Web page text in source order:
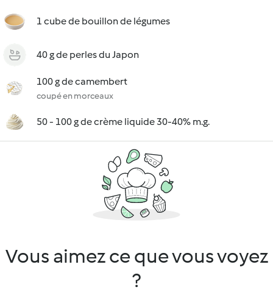
1 cube de bouillon de légumes
40 g de perles du Japon
100 g de camembert
coupé en morceaux
50 - 100 g de crème liquide 30-40% m.g.
Vous aimez ce que vous voyez
?